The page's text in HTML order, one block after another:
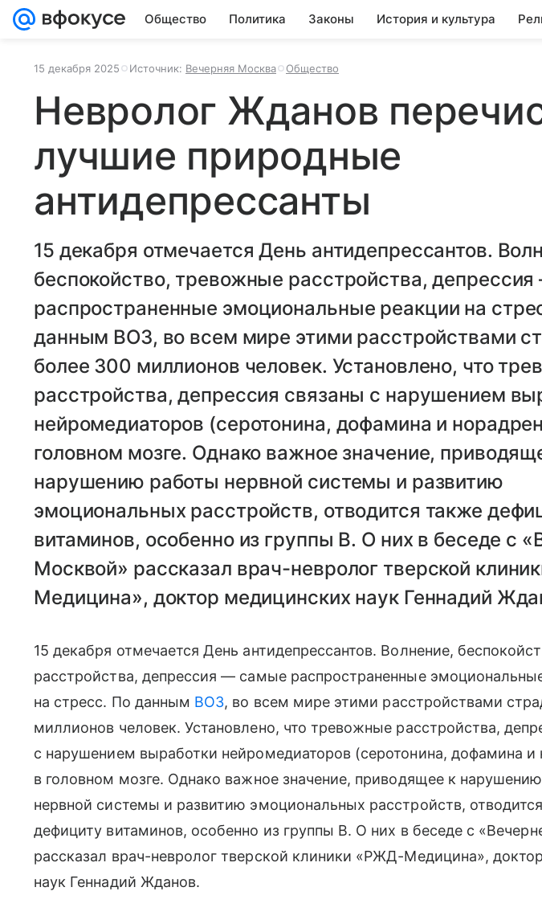
Общество Политика Законы История и культура
15 декабря 2025 Источник: Вечерняя Москва Общество
Невролог Жданов
лучшие природные
антидепрессанты
15 декабря отмечается День антидепрессантов.
беспокойство, тревожные расстройства,
распространенные эмоциональные реакции на
данным ВОЗ, во всем мире этими расстройствами
более 300 миллионов человек. Установлено, что
расстройства, депрессия связаны с нарушением
нейромедиаторов (серотонина, дофамина и
головном мозге. Однако важное значение,
нарушению работы нервной системы и развитию
эмоциональных расстройств, отводится также
витаминов, особенно из группы В. О них в беседе с
Москвой» рассказал врач-невролог тверской
Медицина», доктор медицинских наук Геннадий
15 декабря отмечается День антидепрессантов. Волнение,
расстройства, депрессия — самые распространенные
на стресс. По данным ВОЗ, во всем мире этими расстройствами
миллионов человек. Установлено, что тревожные расстройства,
с нарушением выработки нейромедиаторов (серотонина, дофамина и
в головном мозге. Однако важное значение, приводящее к
нервной системы и развитию эмоциональных расстройств,
дефициту витаминов, особенно из группы В. О них в беседе с
рассказал врач-невролог тверской клиники «РЖД-Медицина»,
наук Геннадий Жданов.